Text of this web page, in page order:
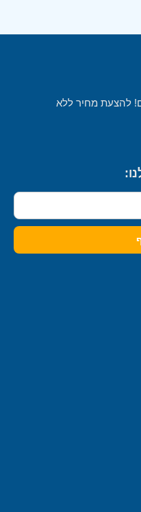
להצעת מחיר ללא